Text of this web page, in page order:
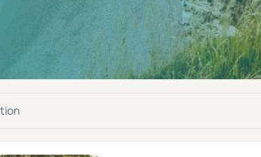
jusqu'à -70%